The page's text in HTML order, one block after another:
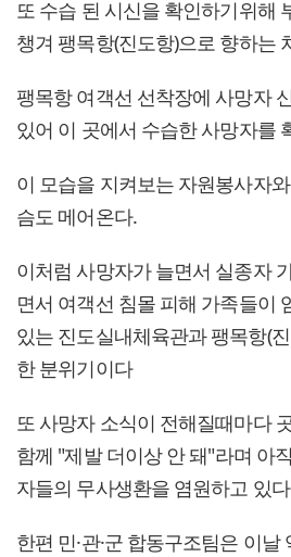
또 수습 된 시신을 확인하기위해
챙겨 팽목항(진도항)으로 향하는
팽목항 여객선 선착장에 사망자
있어 이 곳에서 수습한 사망자를
이 모습을 지켜보는 자원봉사자
슴도 메어온다.
이처럼 사망자가 늘면서 실종자
면서 여객선 침몰 피해 가족들이
있는 진도실내체육관과 팽목항(
한 분위기이다
또 사망자 소식이 전해질때마다
함께 "제발 더이상 안 돼"라며 아
자들의 무사생환을 염원하고 있
한편 민·관·군 합동구조팀은 이